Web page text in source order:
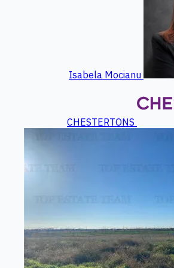
Isabela Mocianu
CHESTERTONS